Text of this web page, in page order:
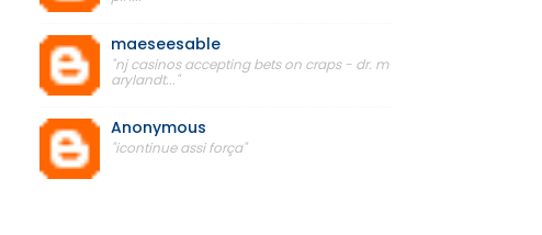
maeseesable
"nj casinos accepting bets on craps - dr. m
arylandt..."
Anonymous
"icontinue assi força"